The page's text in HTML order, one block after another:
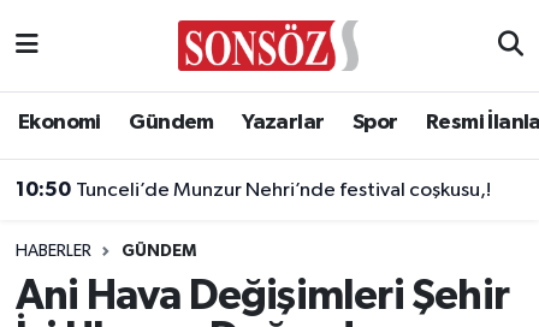
Ekonomi Gündem Yazarlar Spor Resmi
10:50 Tunceli’de Munzur Nehri’nde festival coşkusu,!
HABERLER GÜNDEM
Ani Hava Değişimleri Şehir
Asayiş
Biyografi
Ankara Nöbetçi Eczaneler
Ankara Trafik Yoğunluk Haritası